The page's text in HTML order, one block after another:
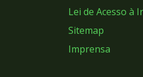
Lei de Acesso à
Sitemap
Imprensa